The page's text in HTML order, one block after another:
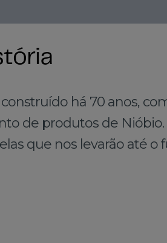
há 70 anos,
de produtos de
que nos levarão até o